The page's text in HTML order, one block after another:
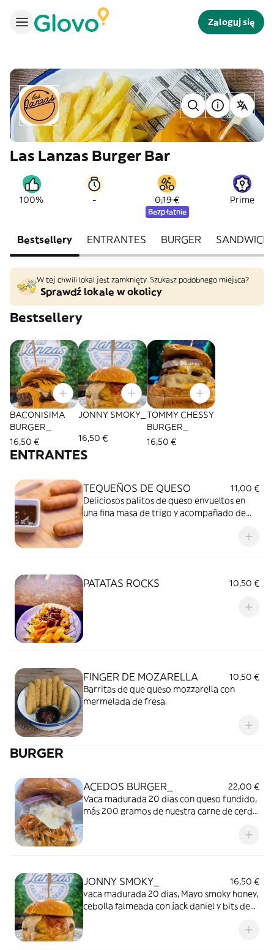
Zaloguj się
Las Lanzas Burger Bar
100% - 0,19 €
Bezpłatnie
Prime
Bestsellery ENTRANTES BURGER SANDWICH
W tej chwili lokal jest zamknięty. Szukasz podobnego miejsca?
Sprawdź lokale w okolicy
Bestsellery
BACONISIMA
BURGER_
16,50 €
JONNY SMOKY_
16,50 €
TOMMY CHESSY
BURGER_
16,50 €
ENTRANTES
TEQUEÑOS DE QUESO
11,00 €
Deliciosos palitos de queso envueltos en
una fina masa de trigo y acompañado de
PATATAS ROCKS 10,50 €
FINGER DE MOZARELLA
10,50 €
Barritas de que queso mozzarella con
mermelada de fresa.
BURGER
ACEDOS BURGER_
22,00 €
Vaca madurada 20 dias con queso fundido,
más 200 gramos de nuestra carne de cerdo
roja. Incluye nuestras patatas Fritas caseras.
JONNY SMOKY_
16,50 €
vaca madurada 20 dias, Mayo smoky honey,
cebolla falmeada con jack daniel y bits de